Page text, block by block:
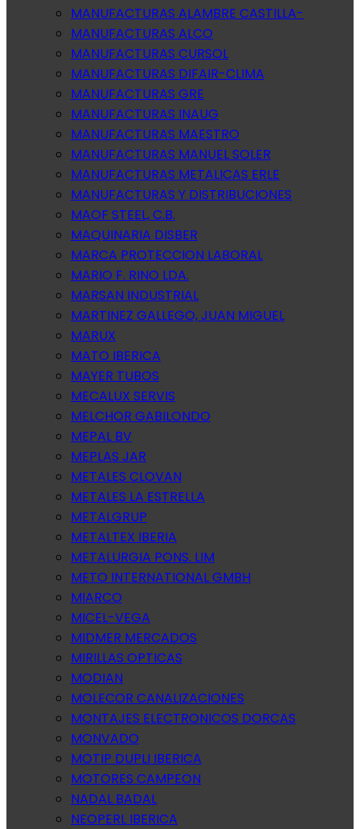
MANUFACTURAS ALAMBRE CASTILLA-
MANUFACTURAS ALCO
MANUFACTURAS CURSOL
MANUFACTURAS DIFAIR-CLIMA
MANUFACTURAS GRE
MANUFACTURAS INAUG
MANUFACTURAS MAESTRO
MANUFACTURAS MANUEL SOLER
MANUFACTURAS METALICAS ERLE
MANUFACTURAS Y DISTRIBUCIONES
MAOF STEEL, C.B.
MAQUINARIA DISBER
MARCA PROTECCION LABORAL
MARIO F. RINO LDA.
MARSAN INDUSTRIAL
MARTINEZ GALLEGO, JUAN MIGUEL
MARUX
MATO IBERICA
MAYER TUBOS
MECALUX SERVIS
MELCHOR GABILONDO
MEPAL BV
MEPLAS JAR
METALES CLOVAN
METALES LA ESTRELLA
METALGRUP
METALTEX IBERIA
METALURGIA PONS. LIM
METO INTERNATIONAL GMBH
MIARCO
MICEL-VEGA
MIDMER MERCADOS
MIRILLAS OPTICAS
MODIAN
MOLECOR CANALIZACIONES
MONTAJES ELECTRONICOS DORCAS
MONVADO
MOTIP DUPLI IBERICA
MOTORES CAMPEON
NADAL BADAL
NEOPERL IBERICA